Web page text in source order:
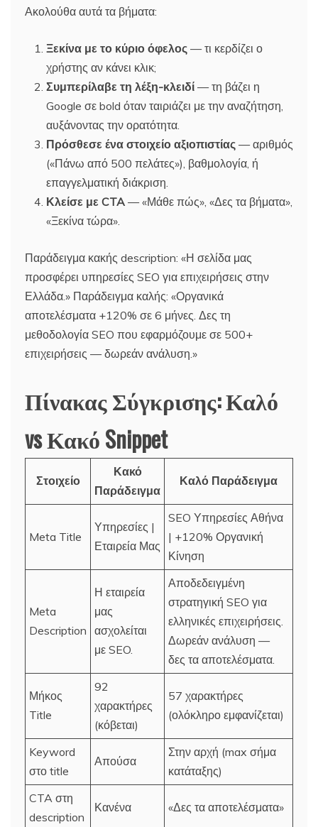
Ακολούθα αυτά τα βήματα:
Ξεκίνα με το κύριο όφελος — τι κερδίζει ο
χρήστης αν κάνει κλικ;
Συμπερίλαβε τη λέξη-κλειδί — τη βάζει η
Google σε bold όταν ταιριάζει με την αναζήτηση,
αυξάνοντας την ορατότητα.
Πρόσθεσε ένα στοιχείο αξιοπιστίας — αριθμός
(«Πάνω από 500 πελάτες»), βαθμολογία, ή
επαγγελματική διάκριση.
Κλείσε με CTA — «Μάθε πώς», «Δες τα βήματα»,
«Ξεκίνα τώρα».
Παράδειγμα κακής description: «Η σελίδα μας
προσφέρει υπηρεσίες SEO για επιχειρήσεις στην
Ελλάδα.» Παράδειγμα καλής: «Οργανικά
αποτελέσματα +120% σε 6 μήνες. Δες τη
μεθοδολογία SEO που εφαρμόζουμε σε 500+
επιχειρήσεις — δωρεάν ανάλυση.»
Πίνακας Σύγκρισης: Καλό
vs Κακό Snippet
Στοιχείο
Κακό
Παράδειγμα
Καλό Παράδειγμα
Meta Title
Υπηρεσίες |
Εταιρεία Μας
SEO Υπηρεσίες Αθήνα
| +120% Οργανική
Κίνηση
Meta
Description
Η εταιρεία
μας
ασχολείται
με SEO.
Αποδεδειγμένη
στρατηγική SEO για
ελληνικές επιχειρήσεις.
Δωρεάν ανάλυση —
δες τα αποτελέσματα.
Μήκος
Title
92
χαρακτήρες
(κόβεται)
57 χαρακτήρες
(ολόκληρο εμφανίζεται)
Keyword
στο title
Απούσα
Στην αρχή (max σήμα
κατάταξης)
CTA στη
description
Κανένα «Δες τα αποτελέσματα»